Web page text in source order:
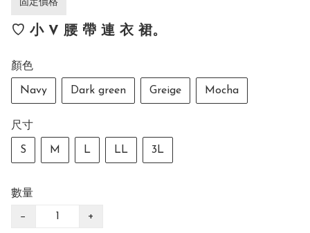
固定價格
♡ 小 V 腰 帶 連 衣 裙。
顏色
Navy Dark green Greige Mocha
尺寸
S M L LL 3L
數量
− +